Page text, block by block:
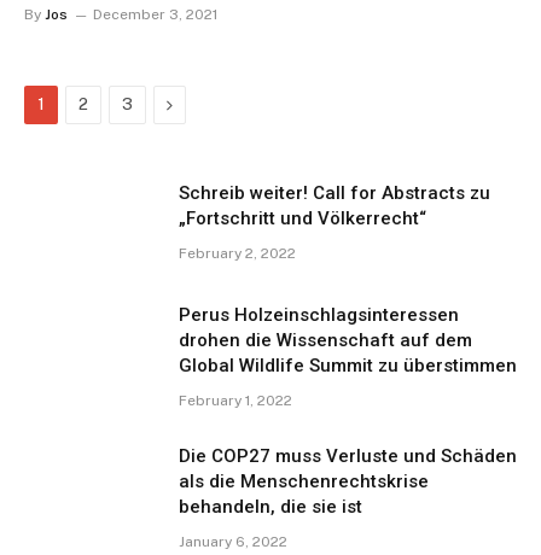
By Jos December 3, 2021
1 2 3 Next
Schreib weiter! Call for Abstracts zu
„Fortschritt und Völkerrecht“
February 2, 2022
Perus Holzeinschlagsinteressen
drohen die Wissenschaft auf dem
Global Wildlife Summit zu überstimmen
February 1, 2022
Die COP27 muss Verluste und Schäden
als die Menschenrechtskrise
behandeln, die sie ist
January 6, 2022